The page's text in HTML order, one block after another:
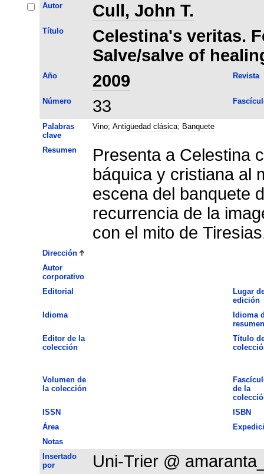
Autor Cull, John T.
Título
Celestina's veritas.
Salve/salve of
Año 2009 Revista
Número 33
Palabras
clave
Vino; Antigüedad clásica; Banquete
Resumen
Presenta a Celestina
báquica y cristiana al
escena del banquete
recurrencia de la
con el mito de
Dirección
Autor
corporativo
Editorial
Lugar
edición
Idioma
Idioma
resumen
Editor de la
colección
Título
Volumen de
la colección
de la
ISSN
ISBN
Área
Notas
Insertado
por
Uni-Trier @